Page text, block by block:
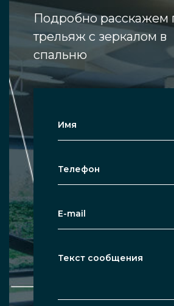
Подробно расскажем
трельяж с зеркалом в
спальню